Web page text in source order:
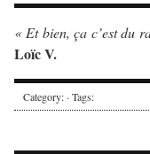
« Et bien, ça c’est du
Loïc V.
Category: · Tags: